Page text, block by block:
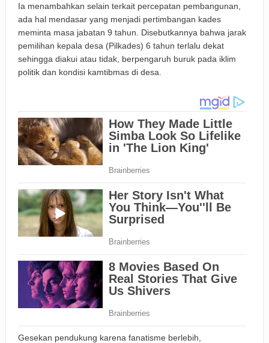
Ia menambahkan selain terkait percepatan pembangunan,
ada hal mendasar yang menjadi pertimbangan kades
meminta masa jabatan 9 tahun. Disebutkannya bahwa jarak
pemilihan kepala desa (Pilkades) 6 tahun terlalu dekat
sehingga diakui atau tidak, berpengaruh buruk pada iklim
politik dan kondisi kamtibmas di desa.
Gesekan pendukung karena fanatisme berlebih,